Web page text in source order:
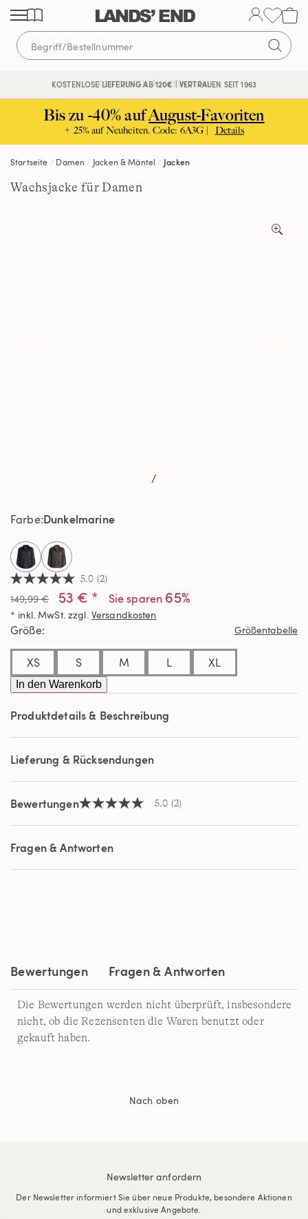
Direkt
zum
Inhalt
Direkt
zur
Navigation
Direkt
zur
Suche
KOSTENLOSE LIEFERUNG AB 120€ | VERTRAUEN SEIT 1963
KOSTENFREIE RÜCKSENDUNG
Bis zu -40% aufAugust-Favoriten
+ 25% auf Neuheiten. Code: 6A3G | Details
Startseite Damen Jacken & Mäntel Jacken
Wachsjacke für Damen
/
5.0
von
5
Sternen,
Durchschnittswert
Bewertung.
Read
2
Reviews.
Link
derselben
5.0 (2)
149,99 € 53 € * Sie sparen 65%
* inkl. MwSt. zzgl. Versandkosten
Farbe Dunkelmarine
selected
Größe Größentabelle
XS S M L XL
In den Warenkorb
Produktdetails & Beschreibung
Lieferung & Rücksendungen
Bewertungen5.0
5
Sternen,
Durchschnittswert
Bewertung.
5.0 (2)
Fragen & Antworten
Bewertungen Fragen & Antworten
Die Bewertungen werden nicht überprüft, insbesondere
nicht, ob die Rezensenten die Waren benutzt oder
gekauft haben.
Nach oben
Newsletter anfordern
Der Newsletter informiert Sie über neue Produkte, besondere Aktionen
und exklusive Angebote.